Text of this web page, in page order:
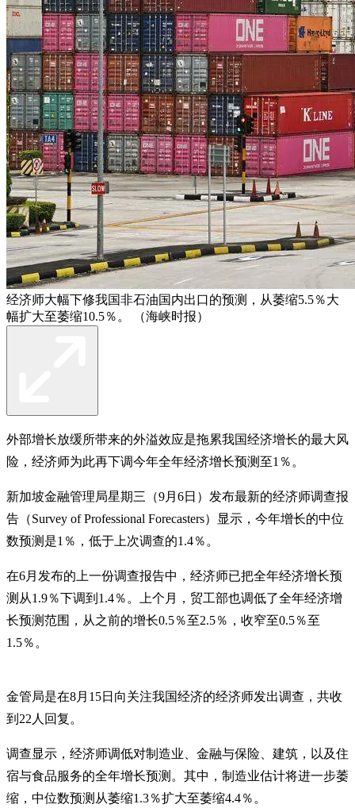
经济师大幅下修我国非石油国内出口的预测，从萎缩5.5％大
幅扩大至萎缩10.5％。 （海峡时报）
外部增长放缓所带来的外溢效应是拖累我国经济增长的最大风
险，经济师为此再下调今年全年经济增长预测至1％。
新加坡金融管理局星期三（9月6日）发布最新的经济师调查报
告（Survey of Professional Forecasters）显示，今年增长的中位
数预测是1％，低于上次调查的1.4％。
在6月发布的上一份调查报告中，经济师已把全年经济增长预
测从1.9％下调到1.4％。上个月，贸工部也调低了全年经济增
长预测范围，从之前的增长0.5％至2.5％，收窄至0.5％至
1.5％。
金管局是在8月15日向关注我国经济的经济师发出调查，共收
到22人回复。
调查显示，经济师调低对制造业、金融与保险、建筑，以及住
宿与食品服务的全年增长预测。其中，制造业估计将进一步萎
缩，中位数预测从萎缩1.3％扩大至萎缩4.4％。